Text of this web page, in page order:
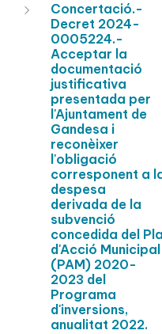
Concertació.-
Decret 2024-
0005224.-
Acceptar la
documentació
justificativa
presentada per
l'Ajuntament de
Gandesa i
reconèixer
l'obligació
corresponent a
despesa
derivada de la
subvenció
concedida del Pla
d'Acció Municipal
(PAM) 2020-
2023 del
Programa
d'inversions,
anualitat 2022.